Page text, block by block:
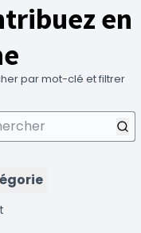
en
par mot-clé et filtrer